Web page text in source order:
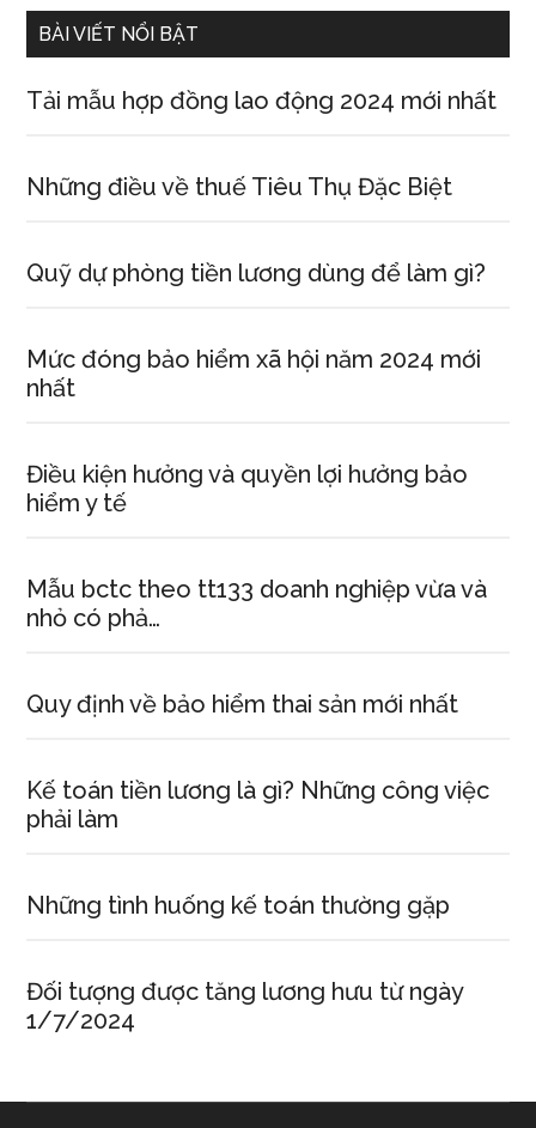
BÀI VIẾT NỔI BẬT
Tải mẫu hợp đồng lao động 2024 mới nhất
Những điều về thuế Tiêu Thụ Đặc Biệt
Quỹ dự phòng tiền lương dùng để làm gì?
Mức đóng bảo hiểm xã hội năm 2024 mới
nhất
Điều kiện hưởng và quyền lợi hưởng bảo
hiểm y tế
Mẫu bctc theo tt133 doanh nghiệp vừa và
nhỏ có phả…
Quy định về bảo hiểm thai sản mới nhất
Kế toán tiền lương là gì? Những công việc
phải làm
Những tình huống kế toán thường gặp
Đối tượng được tăng lương hưu từ ngày
1/7/2024